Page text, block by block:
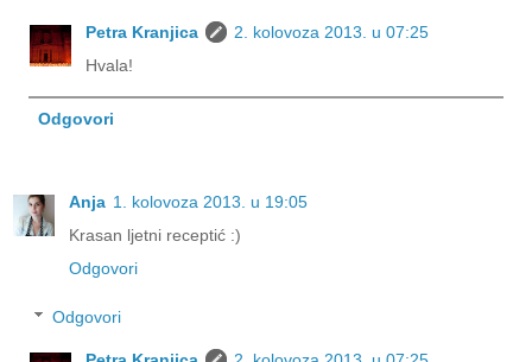
Petra Kranjica
2. kolovoza 2013. u 07:25
Hvala!
Odgovori
Anja 1. kolovoza 2013. u 19:05
Krasan ljetni receptić :)
Odgovori
Odgovori